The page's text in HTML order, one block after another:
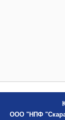
ООО "НПФ